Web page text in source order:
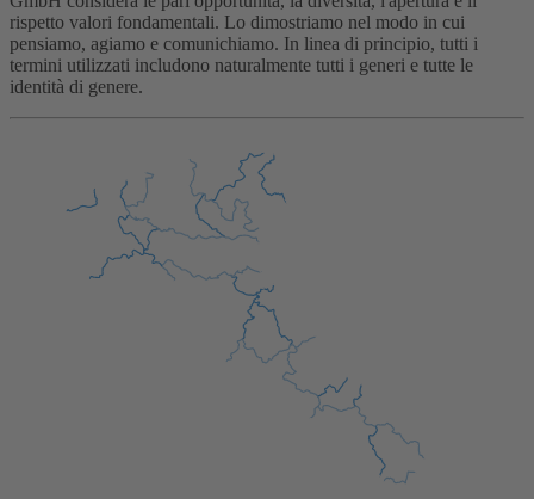
rispetto valori fondamentali. Lo dimostriamo nel modo in cui
pensiamo, agiamo e comunichiamo. In linea di principio, tutti i
termini utilizzati includono naturalmente tutti i generi e tutte le
identità di genere.